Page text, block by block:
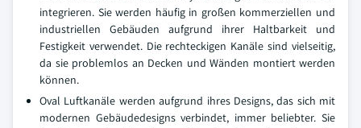
integrieren. Sie werden häufig in großen kommerziellen und
industriellen Gebäuden aufgrund ihrer Haltbarkeit und
Festigkeit verwendet. Die rechteckigen Kanäle sind vielseitig,
da sie problemlos an Decken und Wänden montiert werden
können.
Oval Luftkanäle werden aufgrund ihres Designs, das sich mit
modernen Gebäudedesigns verbindet, immer beliebter. Sie